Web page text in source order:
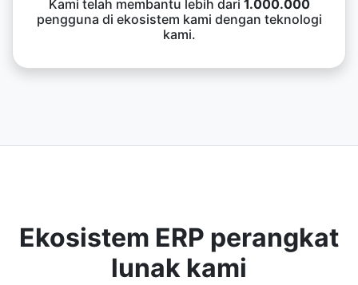
Kami telah membantu lebih dari 1.000.000
pengguna di ekosistem kami dengan teknologi
kami.
Ekosistem ERP perangkat
lunak kami